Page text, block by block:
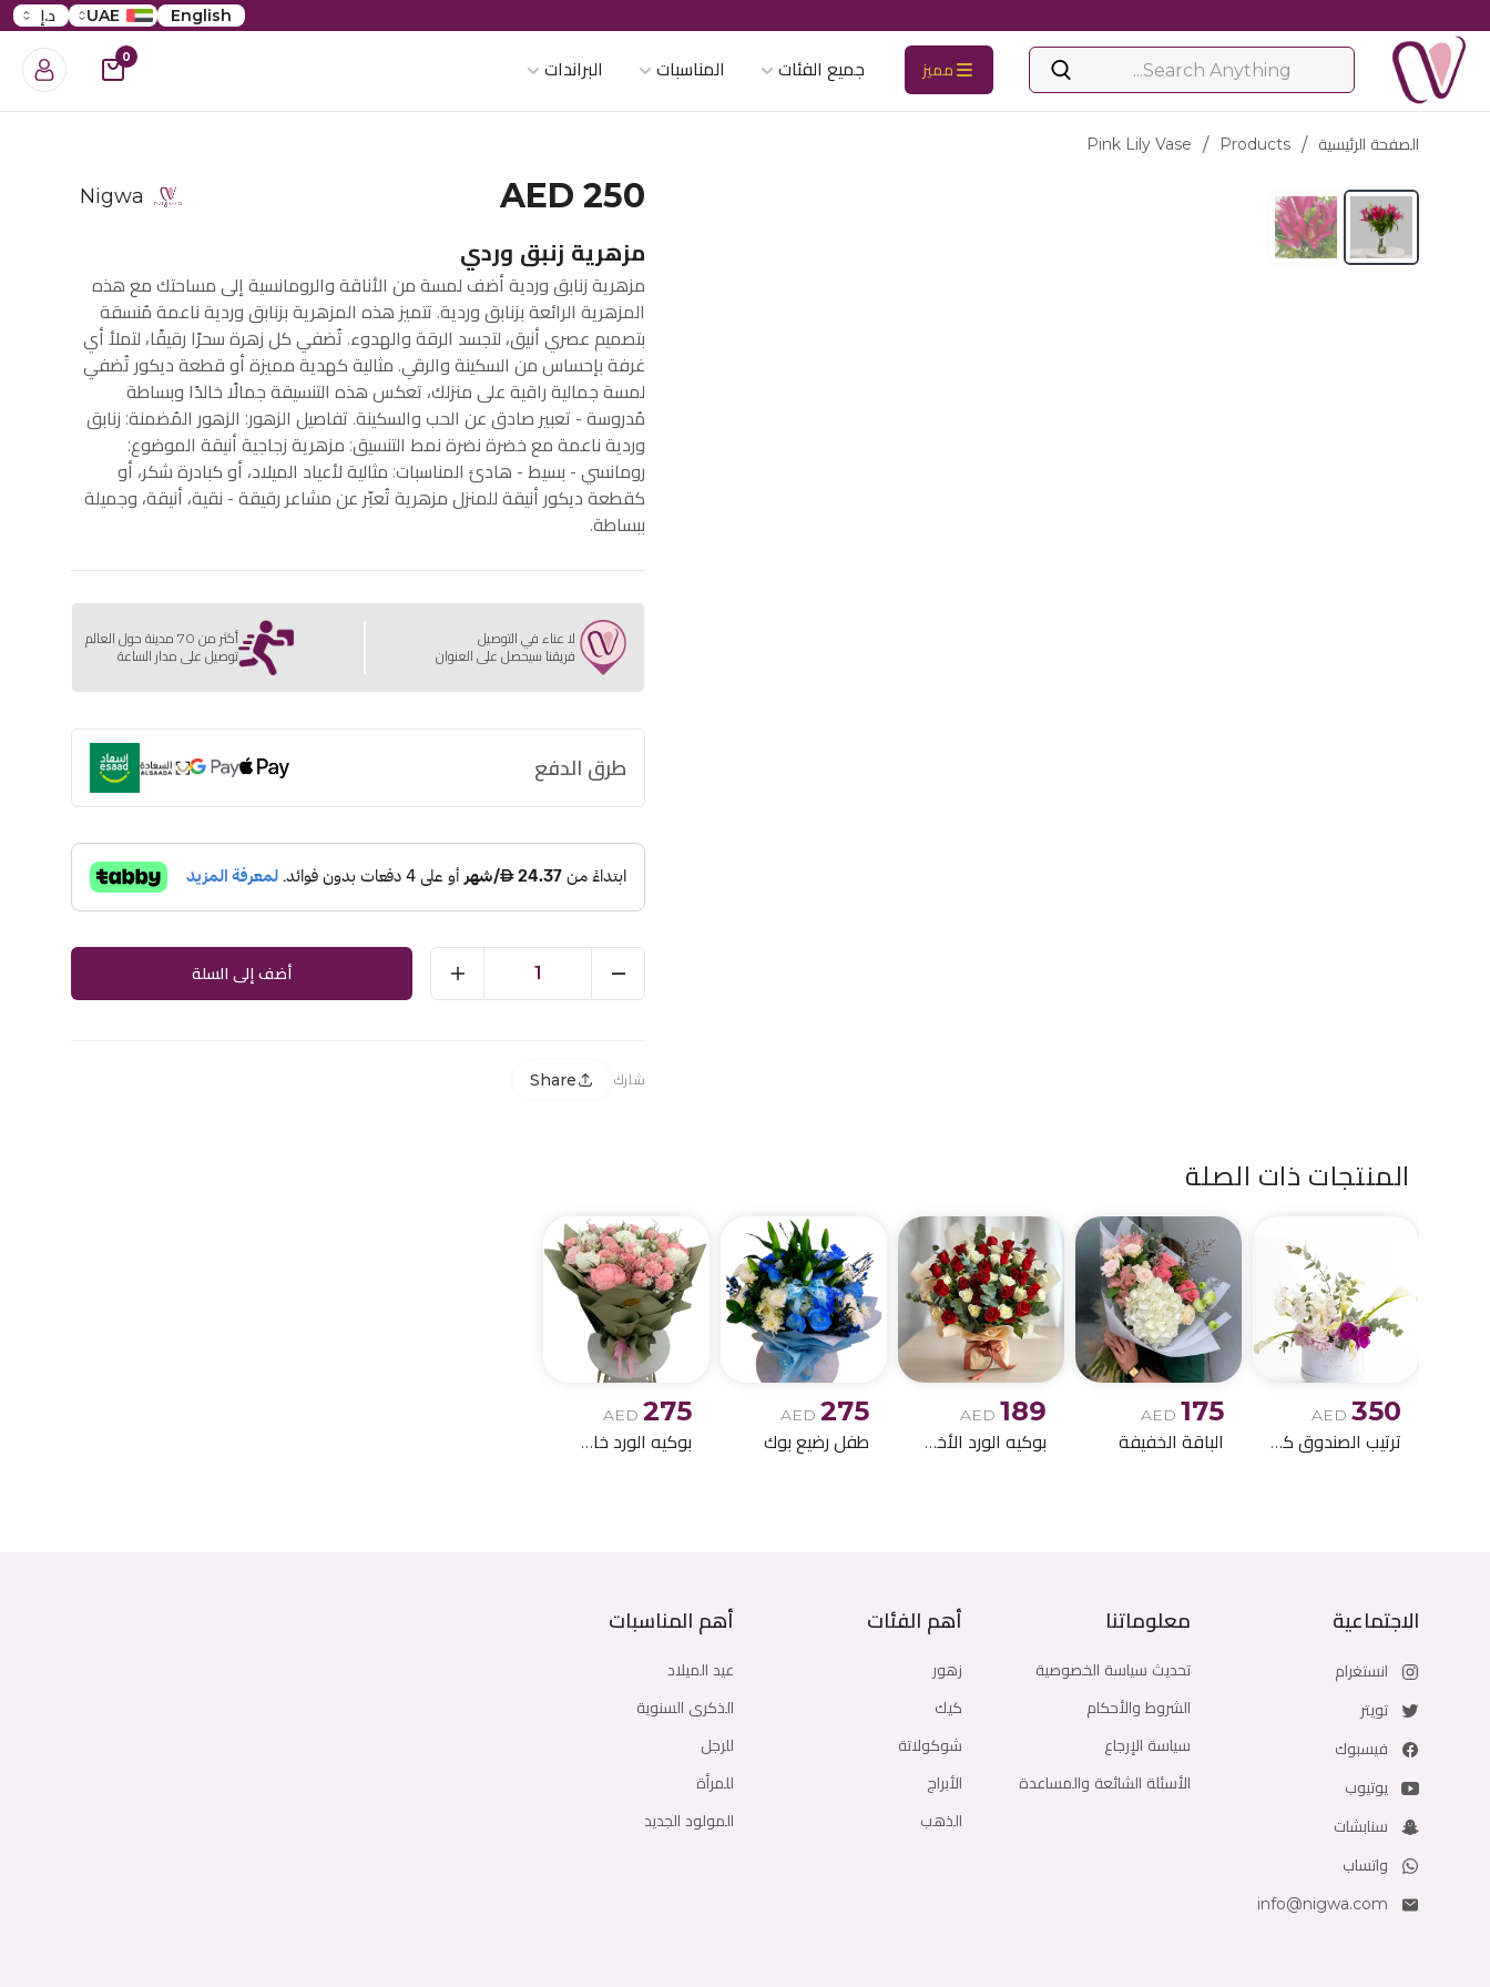
English
UAE د.إ
مميز جميع الفئات المناسبات البراندات
0
الصفحة الرئيسية /
Products
/
Pink Lily Vase
AED 250
Nigwa
مزهرية زنبق وردي
مزهرية زنابق وردية أضف لمسة من الأناقة والرومانسية إلى مساحتك مع هذه
المزهرية الرائعة بزنابق وردية. تتميز هذه المزهرية بزنابق وردية ناعمة مُنسقة
بتصميم عصري أنيق، لتجسد الرقة والهدوء. تُضفي كل زهرة سحرًا رقيقًا، لتملأ أي
غرفة بإحساس من السكينة والرقي. مثالية كهدية مميزة أو قطعة ديكور تُضفي
لمسة جمالية راقية على منزلك، تعكس هذه التنسيقة جمالًا خالدًا وبساطة
مُدروسة - تعبير صادق عن الحب والسكينة. تفاصيل الزهور: الزهور المُضمنة: زنابق
وردية ناعمة مع خضرة نضرة نمط التنسيق: مزهرية زجاجية أنيقة الموضوع:
رومانسي - بسيط - هادئ المناسبات: مثالية لأعياد الميلاد، أو كبادرة شكر، أو
كقطعة ديكور أنيقة للمنزل مزهرية تُعبّر عن مشاعر رقيقة - نقية، أنيقة، وجميلة
ببساطة.
لا عناء في التوصيل
فريقنا سيحصل على العنوان
أكثر من 70 مدينة حول العالم
توصيل على مدار الساعة
طرق الدفع
1 أضف إلى السلة
شارك Share
المنتجات ذات الصلة
AED 350
ترتيب الصندوق كالا ليلي
AED 175
الباقة الخفيفة
AED 189
بوكيه الورد الأخمر والابيض
AED 275
طفل رضيع بوك
AED 275
بوكيه الورد خاص اصطناعي
الاجتماعية
انستغرام
تويتر
فيسبوك
يوتيوب
سنابشات
واتساب
info@nigwa.com
معلوماتنا
تحديث سياسة الخصوصية
الشروط والأحكام
سياسة الإرجاع
الأسئلة الشائعة والمساعدة
أهم الفئات
زهور
كيك
شوكولاتة
الأبراج
الذهب
أهم المناسبات
عيد الميلاد
الذكرى السنوية
للرجل
للمرأة
المولود الجديد